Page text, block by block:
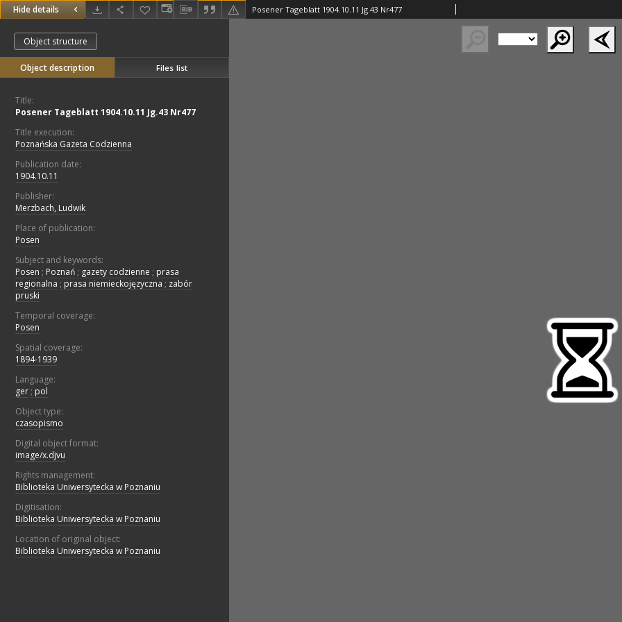
Hide details Posener Tageblatt 1904.10.11 Jg.43 Nr477
Object structure
Object description Files list
Title:
Posener Tageblatt 1904.10.11 Jg.43 Nr477
Title execution:
Poznańska Gazeta Codzienna
Publication date:
1904.10.11
Publisher:
Merzbach, Ludwik
Place of publication:
Posen
Subject and keywords:
Posen ; Poznań ; gazety codzienne ; prasa
regionalna ; prasa niemieckojęzyczna ; zabór
pruski
Temporal coverage:
Posen
Spatial coverage:
1894-1939
Language:
ger ; pol
Object type:
czasopismo
Digital object format:
image/x.djvu
Rights management:
Biblioteka Uniwersytecka w Poznaniu
Digitisation:
Biblioteka Uniwersytecka w Poznaniu
Location of original object:
Biblioteka Uniwersytecka w Poznaniu